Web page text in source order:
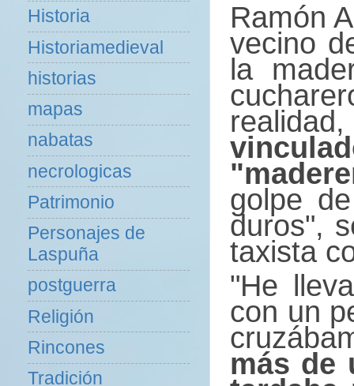
Ramón
vecino
la
golpe
duros",
taxista
"He
con un
más de
Historia
Historiamedieval
historias
mapas
nabatas
necrologicas
Patrimonio
Personajes de
Laspuña
postguerra
Religión
Rincones
Tradición